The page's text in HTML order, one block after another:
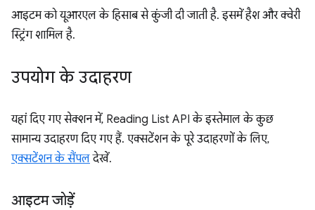
आइटम को यूआरएल के हिसाब से कुंजी दी जाती है. इसमें हैश और क्वेरी
स्ट्रिंग शामिल है.
उपयोग के उदाहरण
यहां दिए गए सेक्शन में, Reading List API के इस्तेमाल के कुछ
सामान्य उदाहरण दिए गए हैं. एक्सटेंशन के पूरे उदाहरणों के लिए,
एक्सटेंशन के सैंपलदेखें.
आइटम जोड़ें